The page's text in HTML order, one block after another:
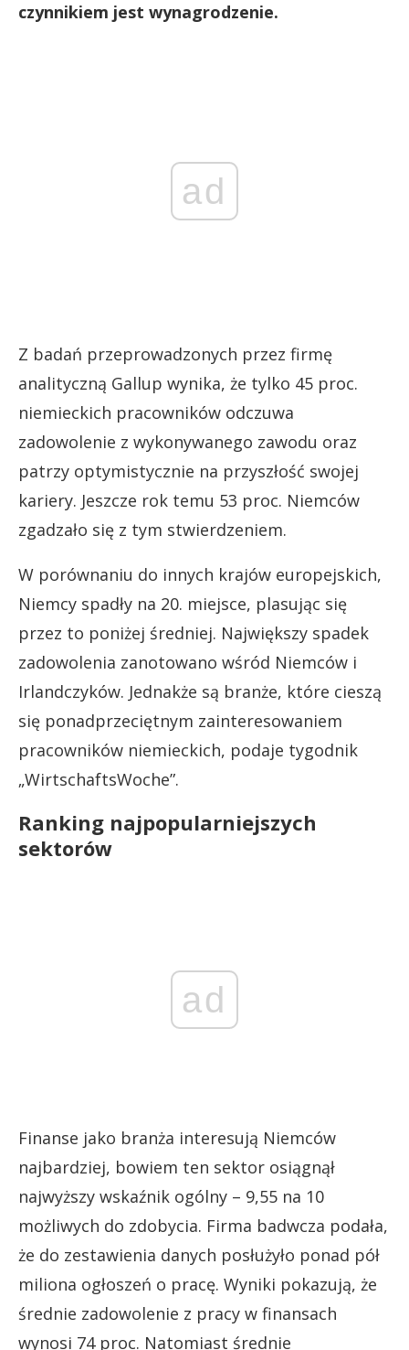
czynnikiem jest wynagrodzenie.
ad
Z badań przeprowadzonych przez firmę
analityczną Gallup wynika, że tylko 45 proc.
niemieckich pracowników odczuwa
zadowolenie z wykonywanego zawodu oraz
patrzy optymistycznie na przyszłość swojej
kariery. Jeszcze rok temu 53 proc. Niemców
zgadzało się z tym stwierdzeniem.
W porównaniu do innych krajów europejskich,
Niemcy spadły na 20. miejsce, plasując się
przez to poniżej średniej. Największy spadek
zadowolenia zanotowano wśród Niemców i
Irlandczyków. Jednakże są branże, które cieszą
się ponadprzeciętnym zainteresowaniem
pracowników niemieckich, podaje tygodnik
„WirtschaftsWoche”.
Ranking najpopularniejszych
sektorów
ad
Finanse jako branża interesują Niemców
najbardziej, bowiem ten sektor osiągnął
najwyższy wskaźnik ogólny – 9,55 na 10
możliwych do zdobycia. Firma badwcza podała,
że do zestawienia danych posłużyło ponad pół
miliona ogłoszeń o pracę. Wyniki pokazują, że
średnie zadowolenie z pracy w finansach
wynosi 74 proc. Natomiast średnie